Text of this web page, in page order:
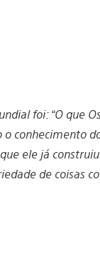
foi: “O que
o conhecimento
ele já
de coisas